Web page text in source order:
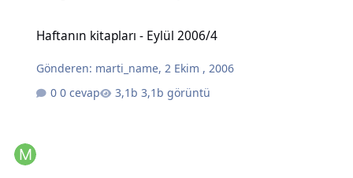
Haftanın kitapları - Eylül 2006/4
Gönderen: marti_name, 2 Ekim , 2006
0 cevap
3,1b görüntü